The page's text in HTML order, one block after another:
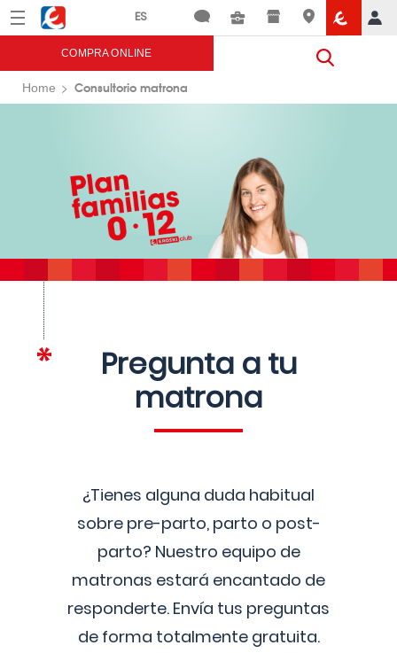
Menú Eroski
COMPRA ONLINE
Home Consultorio matrona
Pregunta a tu
matrona
¿Tienes alguna duda habitual
sobre pre-parto, parto o post-
parto? Nuestro equipo de
matronas estará encantado de
responderte. Envía tus preguntas
de forma totalmente gratuita.